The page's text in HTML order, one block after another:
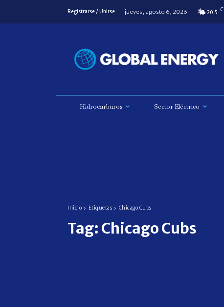
Registrarse / Unirse jueves, agosto 6, 2026 20.5 C
Hidrocarburos Sector Eléctrico
Inicio Etiquetas Chicago Cubs
Tag: Chicago Cubs